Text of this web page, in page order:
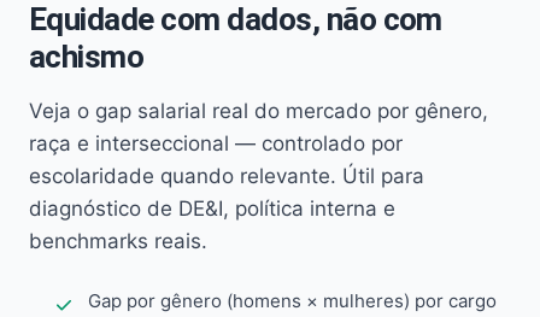
Equidade com dados, não com
achismo
Veja o gap salarial real do mercado por gênero,
raça e interseccional — controlado por
escolaridade quando relevante. Útil para
diagnóstico de DE&I, política interna e
benchmarks reais.
Gap por gênero (homens × mulheres) por cargo